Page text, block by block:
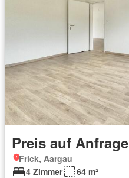
Preis auf Anfrage
Frick, Aargau
4 Zimmer
64 m²